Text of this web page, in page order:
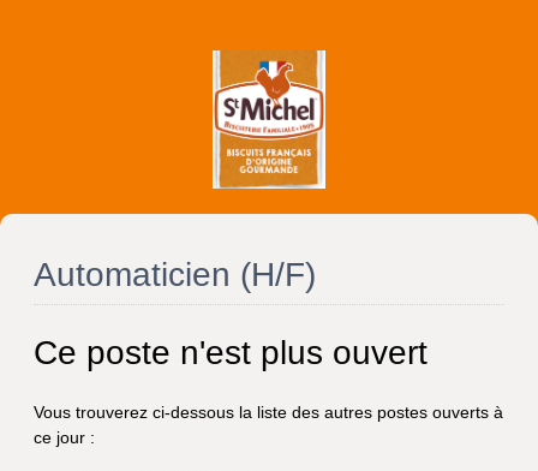
Automaticien (H/F)
Ce poste n'est plus ouvert
Vous trouverez ci-dessous la liste des autres postes ouverts à
ce jour :